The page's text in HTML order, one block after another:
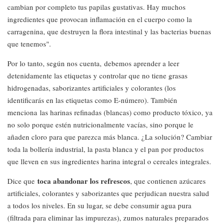
cambian por completo tus papilas gustativas. Hay muchos
ingredientes que provocan inflamación en el cuerpo como la
carragenina, que destruyen la flora intestinal y las bacterias buenas
que tenemos".
Por lo tanto, según nos cuenta, debemos aprender a leer
detenidamente las etiquetas y controlar que no tiene grasas
hidrogenadas, saborizantes artificiales y colorantes (los
identificarás en las etiquetas como E-número). También
menciona las harinas refinadas (blancas) como producto tóxico, ya
no solo porque estén nutricionalmente vacías, sino porque le
añaden cloro para que parezca más blanca. ¿La solución? Cambiar
toda la bollería industrial, la pasta blanca y el pan por productos
que lleven en sus ingredientes harina integral o cereales integrales.
Dice que toca abandonar los refrescos, que contienen azúcares
artificiales, colorantes y saborizantes que perjudican nuestra salud
a todos los niveles. En su lugar, se debe consumir agua pura
(filtrada para eliminar las impurezas), zumos naturales preparados